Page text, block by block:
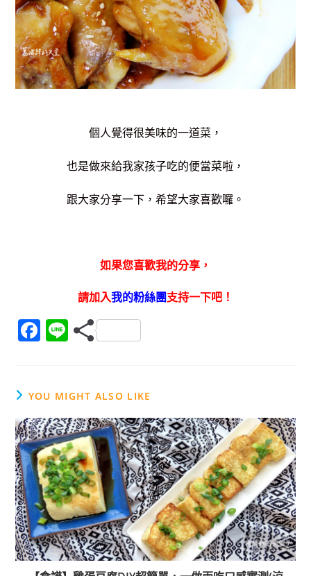
個人覺得很美味的一道菜，
也是做來給我家孩子吃的便當菜啦，
跟大家分享一下，希望大家喜歡囉。
如果您喜歡我的分享，
請加入我的粉絲團支持一下吧！
F
e
b
o
o
k
Li
YOU MIGHT ALSO LIKE